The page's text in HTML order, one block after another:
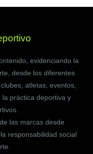
evidenciando la
desde los diferentes
atletas, eventos,
práctica deportiva y
las marcas desde
responsabilidad social